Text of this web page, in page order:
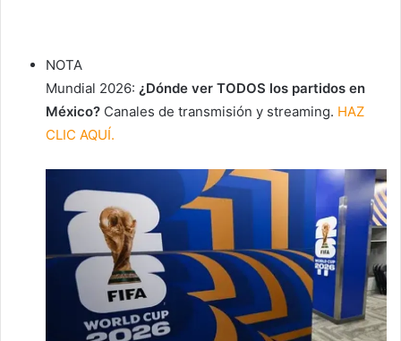
NOTA
Mundial 2026: ¿Dónde ver TODOS los partidos en
México? Canales de transmisión y streaming. HAZ
CLIC AQUÍ.